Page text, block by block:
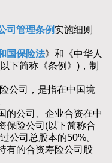
司管理条例 实施细则
国保险法》和《中华人
下简称《条例》)，制
司，是指在中国境
司、企业合资在中
保险公司(以下简称合
公司总股本的50%。
的合资寿险公司股